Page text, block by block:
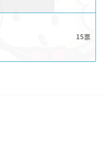
15